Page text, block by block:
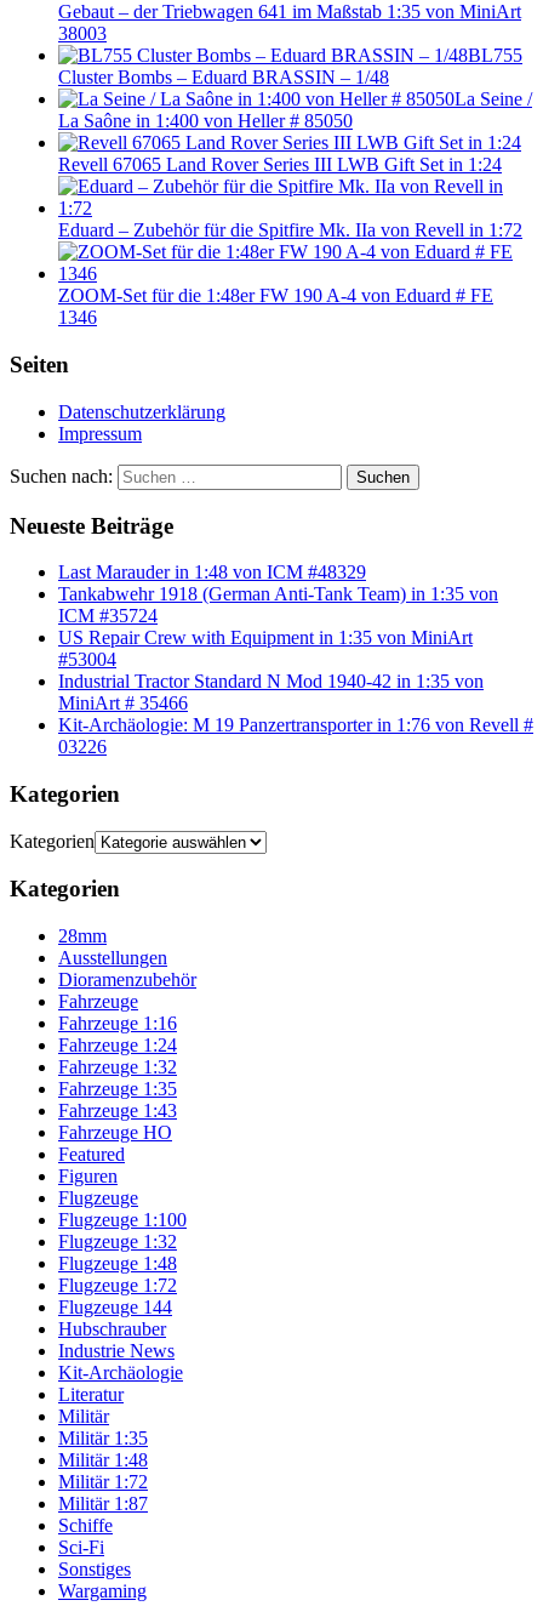
Gebaut – der Triebwagen 641 im Maßstab 1:35 von MiniArt
38003
BL755
Cluster Bombs – Eduard BRASSIN – 1/48
La Seine /
La Saône in 1:400 von Heller # 85050
Revell 67065 Land Rover Series III LWB Gift Set in 1:24
Eduard – Zubehör für die Spitfire Mk. IIa von Revell in 1:72
ZOOM-Set für die 1:48er FW 190 A-4 von Eduard # FE
1346
Seiten
Datenschutzerklärung
Impressum
Suchen nach: Suchen
Neueste Beiträge
Last Marauder in 1:48 von ICM #48329
Tankabwehr 1918 (German Anti-Tank Team) in 1:35 von
ICM #35724
US Repair Crew with Equipment in 1:35 von MiniArt
#53004
Industrial Tractor Standard N Mod 1940-42 in 1:35 von
MiniArt # 35466
Kit-Archäologie: M 19 Panzertransporter in 1:76 von Revell #
03226
Kategorien
Kategorien
Kategorien
28mm
Ausstellungen
Dioramenzubehör
Fahrzeuge
Fahrzeuge 1:16
Fahrzeuge 1:24
Fahrzeuge 1:32
Fahrzeuge 1:35
Fahrzeuge 1:43
Fahrzeuge HO
Featured
Figuren
Flugzeuge
Flugzeuge 1:100
Flugzeuge 1:32
Flugzeuge 1:48
Flugzeuge 1:72
Flugzeuge 144
Hubschrauber
Industrie News
Kit-Archäologie
Literatur
Militär
Militär 1:35
Militär 1:48
Militär 1:72
Militär 1:87
Schiffe
Sci-Fi
Sonstiges
Wargaming